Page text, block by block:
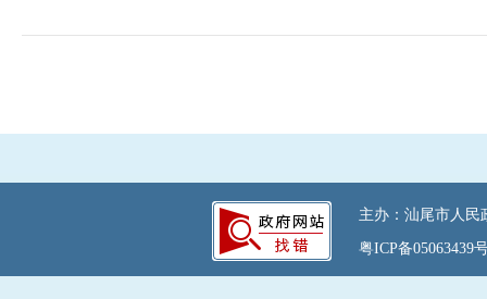
主办：汕尾市人民
粤ICP备05063439